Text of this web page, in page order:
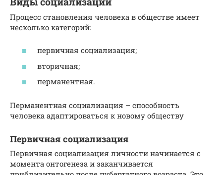
Процесс становления человека в обществе имеет
несколько категорий:
первичная социализация;
вторичная;
перманентная.
Перманентная социализация – способность
человека адаптироваться к новому обществу
Первичная социализация
Первичная социализация личности начинается с
момента онтогенеза и заканчивается